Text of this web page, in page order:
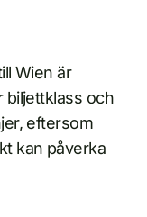
Wien är
biljettklass och
eftersom
kan påverka